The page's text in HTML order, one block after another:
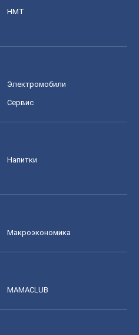
НМТ
Электромобили
Сервис
Напитки
Mакроэкономика
MAMACLUB